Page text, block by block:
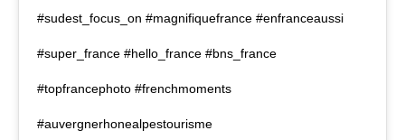
#sudest_focus_on #magnifiquefrance #enfranceaussi
#super_france #hello_france #bns_france
#topfrancephoto #frenchmoments
#auvergnerhonealpestourisme